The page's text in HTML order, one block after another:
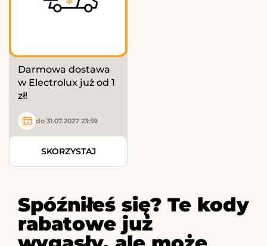
Darmowa dostawa
w Electrolux już od 1
zł!
do 31.07.2027 23:59
SKORZYSTAJ
Spóźniłeś się? Te kody
rabatowe już